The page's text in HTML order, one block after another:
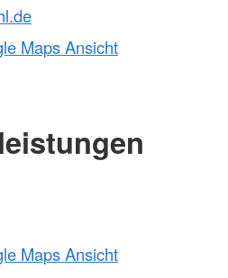
Maps Ansicht
Maps Ansicht